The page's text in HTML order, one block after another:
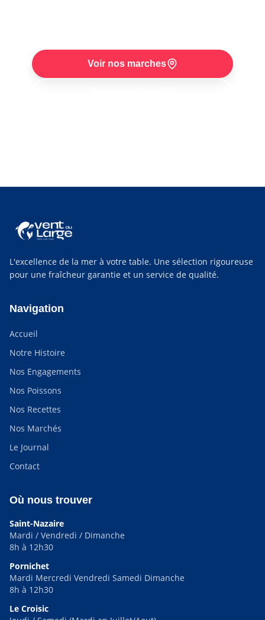
Voir nos marches
L'excellence de la mer à votre table. Une sélection rigoureuse
pour une fraîcheur garantie et un service de qualité.
Navigation
Accueil
Notre Histoire
Nos Engagements
Nos Poissons
Nos Recettes
Nos Marchés
Le Journal
Contact
Où nous trouver
Saint-Nazaire
Mardi / Vendredi / Dimanche
8h à 12h30
Pornichet
Mardi Mercredi Vendredi Samedi Dimanche
8h à 12h30
Le Croisic